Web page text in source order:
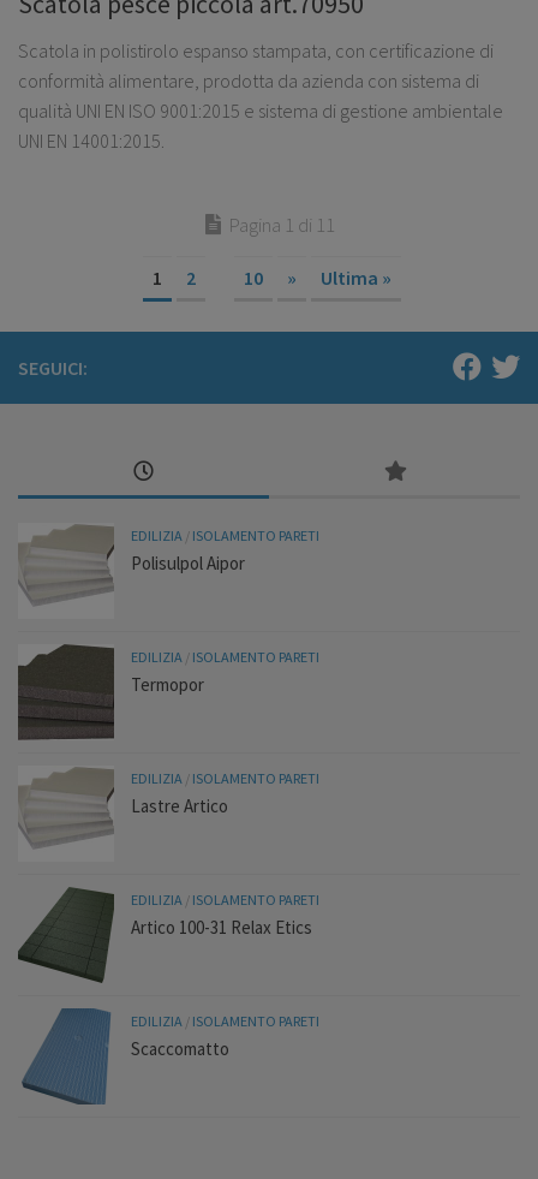
Scatola in polistirolo espanso stampata, con certificazione di
conformità alimentare, prodotta da azienda con sistema di
qualità UNI EN ISO 9001:2015 e sistema di gestione ambientale
UNI EN 14001:2015.
Pagina 1 di 11
1 2 10 » Ultima »
SEGUICI:
EDILIZIA / ISOLAMENTO PARETI
Polisulpol Aipor
EDILIZIA / ISOLAMENTO PARETI
Termopor
EDILIZIA / ISOLAMENTO PARETI
Lastre Artico
EDILIZIA / ISOLAMENTO PARETI
Artico 100-31 Relax Etics
EDILIZIA / ISOLAMENTO PARETI
Scaccomatto